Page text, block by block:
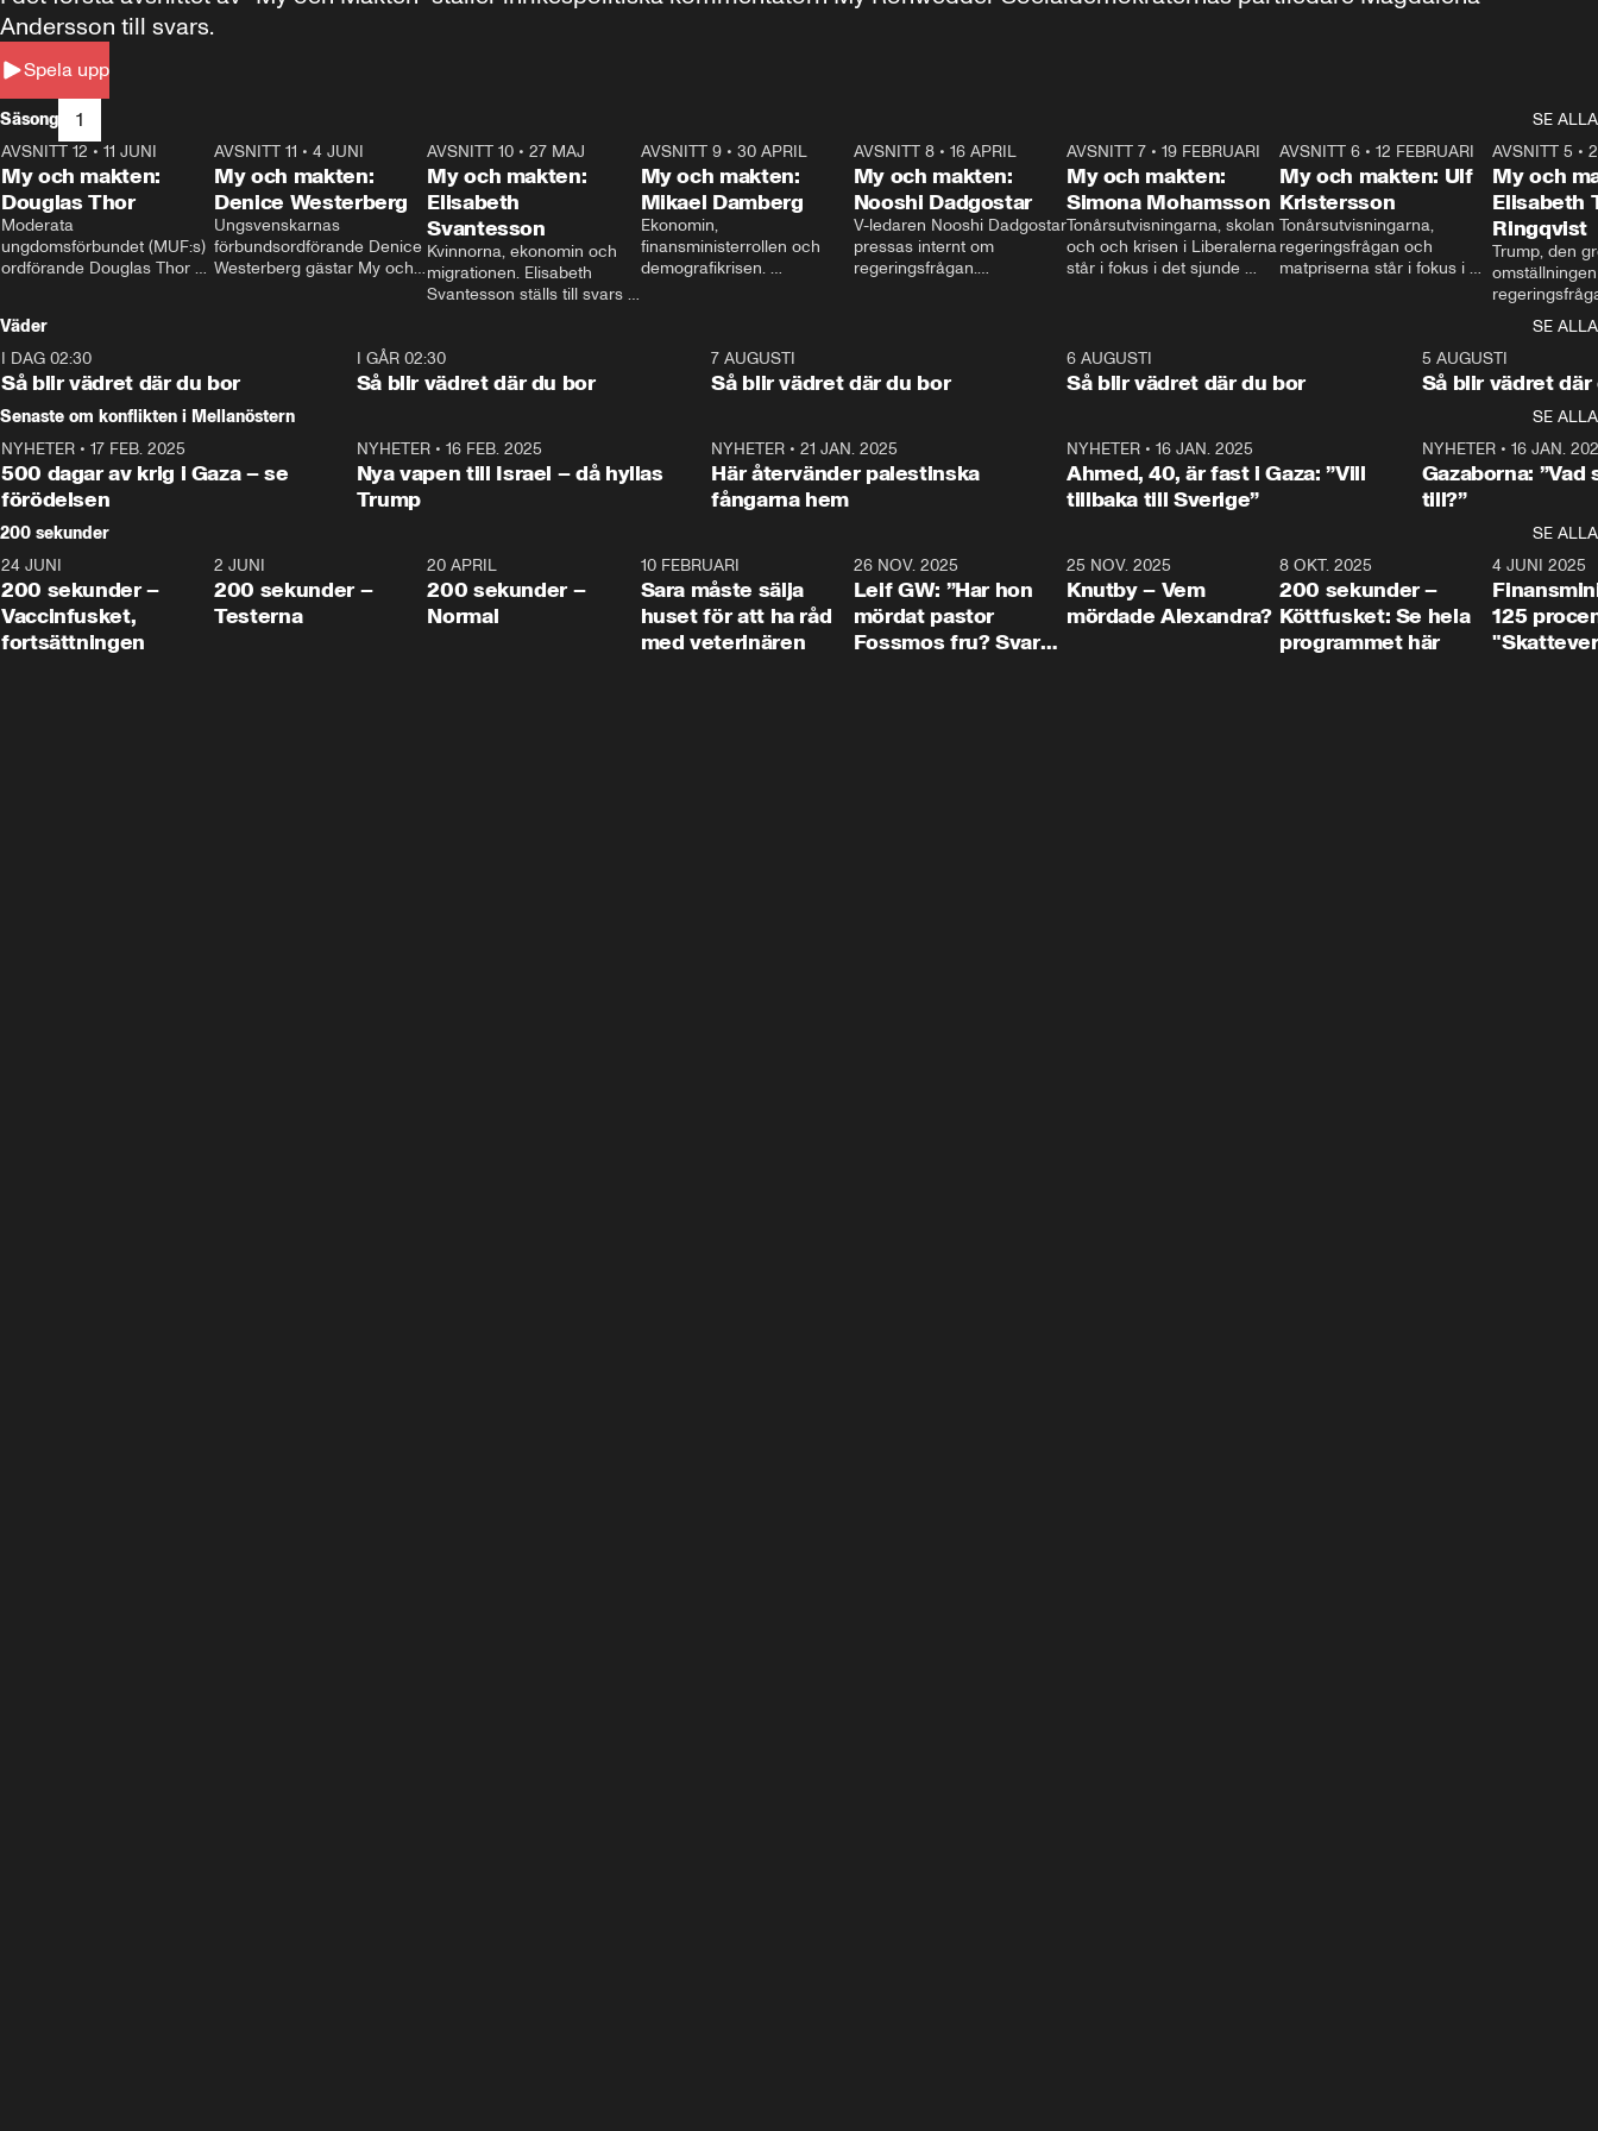
Spela upp
Andersson till svars.
Säsong 1
SE ALLA
26:27
AVSNITT 12 • 11 JUNI
My och makten:
Douglas Thor
Moderata
ungdomsförbundet (MUF:s)
ordförande Douglas Thor
tonårsutvisningarna och hur
Moderaterna ska locka
väljare till valet i höst.
23:40
AVSNITT 11 •4 JUNI
My och makten:
Denice Westerberg
Ungsvenskarnas
förbundsordförande Denice
Westerberg gästar My och
AVSNITT 10 •27 MAJ
My och makten:
Elisabeth
Svantesson
Kvinnorna, ekonomin och
migrationen. Elisabeth
Svantesson ställs till svars
AVSNITT 9• 30 APRIL
My och makten:
Mikael Damberg
Ekonomin,
finansministerrollen och
demografikrisen.
och Makten.
AVSNITT 8• 16 APRIL
My och makten:
Nooshi Dadgostar
V-ledaren Nooshi Dadgostar
pressas internt om
regeringsfrågan.
– Vi ställer upp i val. Ska vi
vara med så sitter vi förstås
24:30
AVSNITT 7• 19 FEBRUARI
My och makten:
Simona Mohamsson
Tonårsutvisningarna, skolan
och och krisen i Liberalerna
står i fokus i det sjunde
kommentator My
Rohwedder ställer
utbildnings- och
Mohamsson till svars.
27:30
AVSNITT 6 •12 FEBRUARI
My och makten: Ulf
Kristersson
Tonårsutvisningarna,
regeringsfrågan och
matpriserna står i fokus i
Rohwedder ställer
statsminister Ulf Kristersson
AVSNITT 5 •
My och
Elisabeth
Ringqvist
Trump, den
centrum i
avsnittet av
Makten”. Se
Aftonbladets
Rohwedder
Thand Ring
Väder
SE ALLA
I DAG 02:30
Så blir vädret där du bor
1:06
I GÅR 02:30
Så blir vädret där du bor
7 AUGUSTI
Så blir vädret där du bor
6 AUGUSTI
Så blir vädret där du bor
5 AUGUSTI
Så blir vädret där
Senaste om konflikten i Mellanöstern
SE ALLA
NYHETER • 17 FEB. 2025
500 dagar av krig i Gaza – se
förödelsen
NYHETER• 16 FEB. 2025
Nya vapen till Israel – då hyllas
Trump
NYHETER •21 JAN. 2025
Här återvänder palestinska
fångarna hem
NYHETER• 16 JAN. 2025
Ahmed, 40, är fast i Gaza: ”Vill
tillbaka till Sverige”
NYHETER• 16 JAN.
Gazaborna:
till?”
200 sekunder
SE ALLA
5:00
24 JUNI
200 sekunder –
Vaccinfusket,
fortsättningen
4:23
2 JUNI
200 sekunder –
Testerna
20 APRIL
200 sekunder –
Normal
10 FEBRUARI
Sara måste sälja
huset för att ha råd
med veterinären
26 NOV. 2025
Leif GW: ”Har hon
mördat pastor
Fossmos fru? Svar
31:05
25 NOV. 2025
Knutby – Vem
mördade Alexandra?
4:29
8 OKT. 2025
200 sekunder –
Köttfusket: Se hela
programmet här
4 JUNI 2025
125